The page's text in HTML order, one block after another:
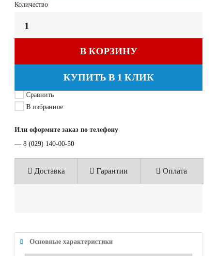
Количество
В КОРЗИНУ
КУПИТЬ В 1 КЛИК
Сравнить
В избранное
Или оформите заказ по телефону
— 8 (029) 140-00-50
Доставка Гарантии Оплата
Основные характеристики